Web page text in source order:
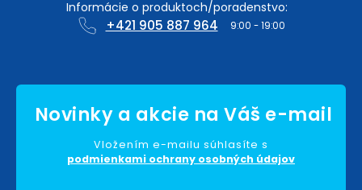
+421 905 887 964
Vložením e-mailu súhlasíte s
podmienkami ochrany osobných údajov